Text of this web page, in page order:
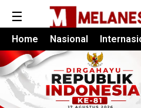
☰
Home Nasional